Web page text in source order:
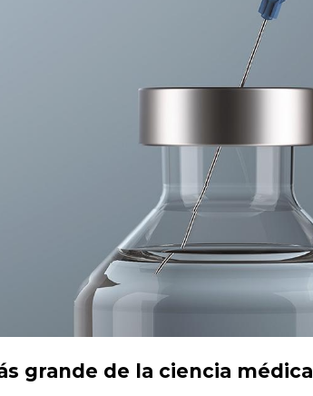
grande de la ciencia médica